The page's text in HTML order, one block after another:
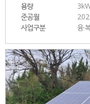
용량
준공월
사업구분
융·